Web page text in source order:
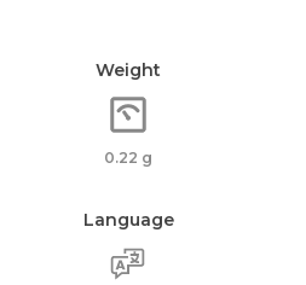
Weight
0.22 g
Language